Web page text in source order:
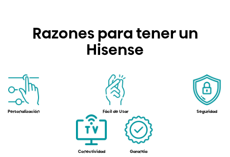
Razones para tener un
Hisense
Personalización Fácil de Usar Seguridad
Conectividad Garantía